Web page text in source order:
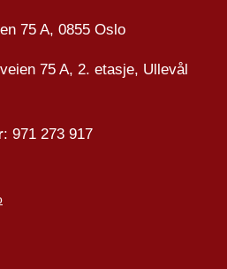
75 A, 0855 Oslo
75 A, 2. etasje, Ullevål
: 971 273 917